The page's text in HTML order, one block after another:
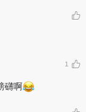
1
礴啊